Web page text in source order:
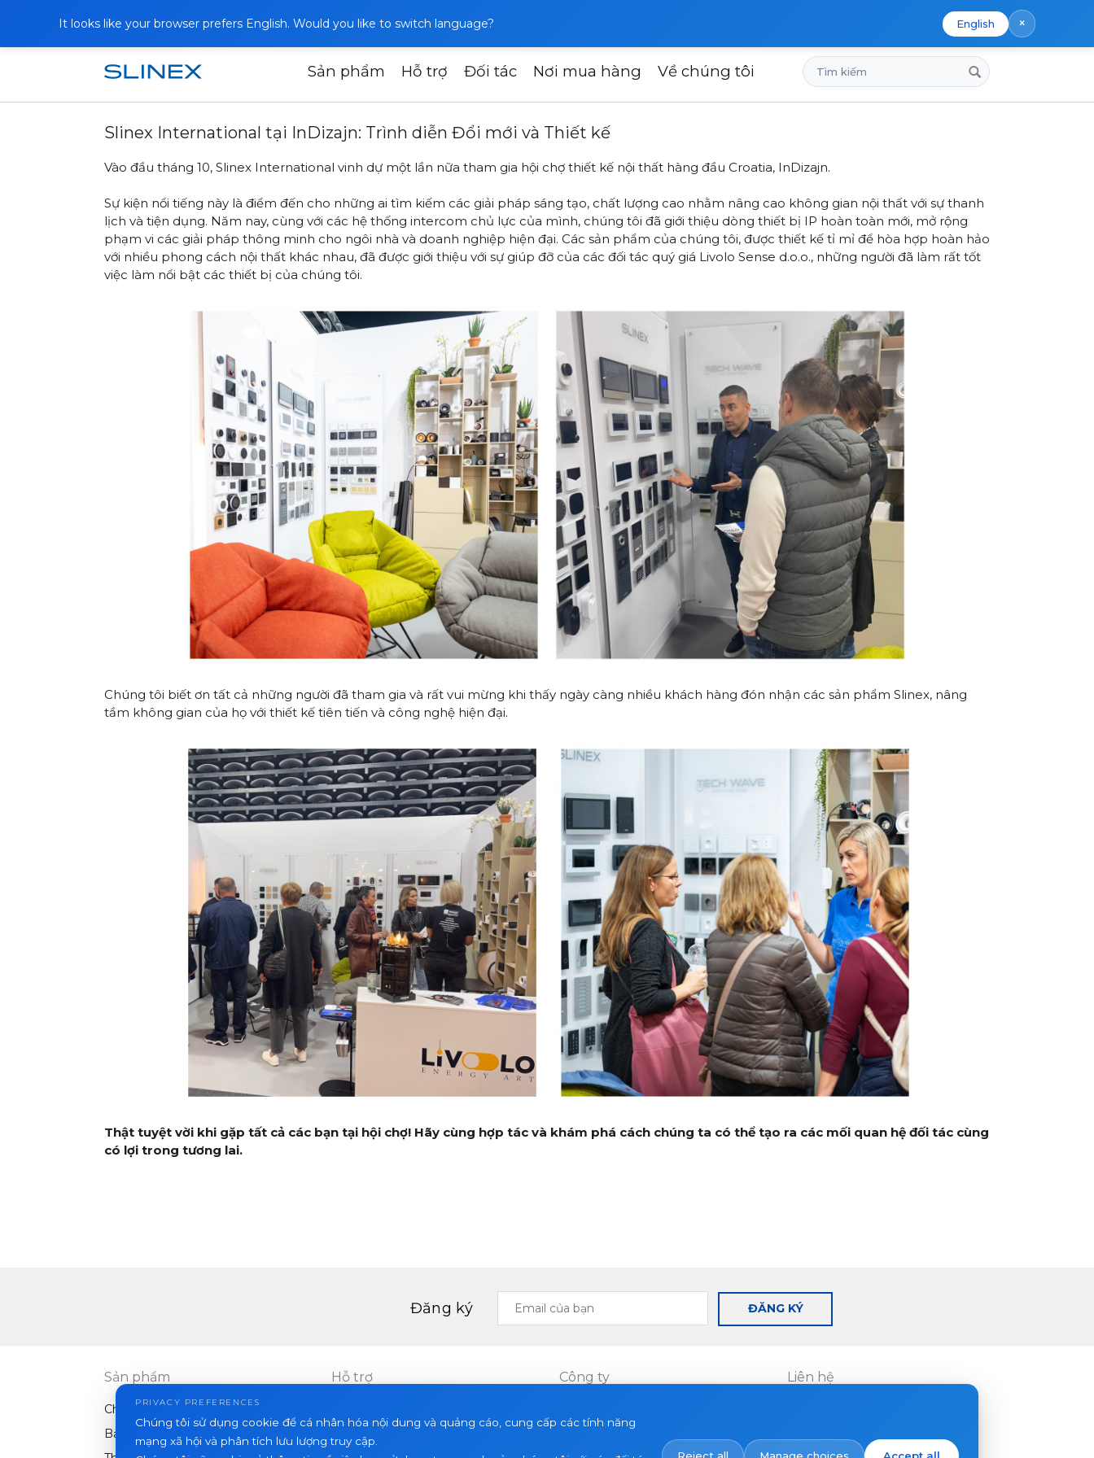
It looks like your browser prefers English. Would you like to switch language? English ×
Sản phẩm Hỗ trợ Đối tác Nơi mua hàng Về chúng tôi
Tìm
kiếm
Trang chủ Tin tức Slinex International tại InDizajn: Trình diễn Đổi mới và Thiết kế
Slinex International tại InDizajn: Trình diễn Đổi mới và Thiết kế
Vào đầu tháng 10, Slinex International vinh dự một lần nữa tham gia hội chợ thiết kế nội thất hàng đầu Croatia, InDizajn.
Sự kiện nổi tiếng này là điểm đến cho những ai tìm kiếm các giải pháp sáng tạo, chất lượng cao nhằm nâng cao không gian nội thất với sự thanh
lịch và tiện dụng. Năm nay, cùng với các hệ thống intercom chủ lực của mình, chúng tôi đã giới thiệu dòng thiết bị IP hoàn toàn mới, mở rộng
phạm vi các giải pháp thông minh cho ngôi nhà và doanh nghiệp hiện đại. Các sản phẩm của chúng tôi, được thiết kế tỉ mỉ để hòa hợp hoàn hảo
với nhiều phong cách nội thất khác nhau, đã được giới thiệu với sự giúp đỡ của các đối tác quý giá Livolo Sense d.o.o., những người đã làm rất tốt
việc làm nổi bật các thiết bị của chúng tôi.
Chúng tôi biết ơn tất cả những người đã tham gia và rất vui mừng khi thấy ngày càng nhiều khách hàng đón nhận các sản phẩm Slinex, nâng
tầm không gian của họ với thiết kế tiên tiến và công nghệ hiện đại.
Thật tuyệt vời khi gặp tất cả các bạn tại hội chợ! Hãy cùng hợp tác và khám phá cách chúng ta có thể tạo ra các mối quan hệ đối tác cùng
có lợi trong tương lai.
Đăng ký
Email
của
ĐĂNG KÝ
Sản phẩm
Chuông cửa video
Bảng điều khiển ngoài trời
Hỗ trợ Công ty
Về chúng tôi
Liên hệ
PRIVACY PREFERENCES
Chúng tôi sử dụng cookie để cá nhân hóa nội dung và quảng cáo, cung cấp các tính năng
mạng xã hội và phân tích lưu lượng truy cập.
Reject all Manage choices Accept all